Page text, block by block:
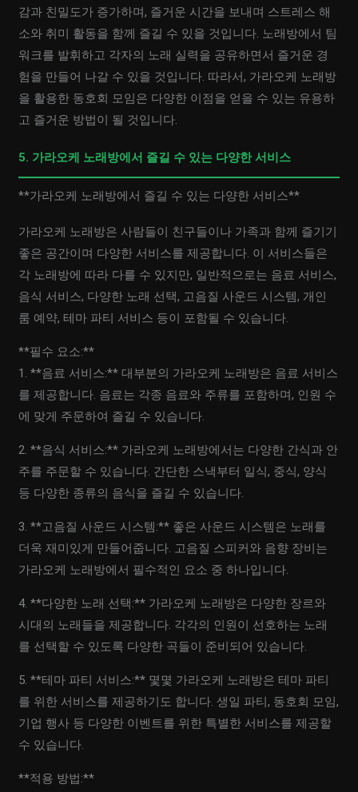
감과 친밀도가 증가하며, 즐거운 시간을 보내며 스트레스 해
소와 취미 활동을 함께 즐길 수 있을 것입니다. 노래방에서 팀
워크를 발휘하고 각자의 노래 실력을 공유하면서 즐거운 경
험을 만들어 나갈 수 있을 것입니다. 따라서, 가라오케 노래방
을 활용한 동호회 모임은 다양한 이점을 얻을 수 있는 유용하
고 즐거운 방법이 될 것입니다.
5. 가라오케 노래방에서 즐길 수 있는 다양한 서비스
**가라오케 노래방에서 즐길 수 있는 다양한 서비스**
가라오케 노래방은 사람들이 친구들이나 가족과 함께 즐기기
좋은 공간이며 다양한 서비스를 제공합니다. 이 서비스들은
각 노래방에 따라 다를 수 있지만, 일반적으로는 음료 서비스,
음식 서비스, 다양한 노래 선택, 고음질 사운드 시스템, 개인
룸 예약, 테마 파티 서비스 등이 포함될 수 있습니다.
**필수 요소:**
1. **음료 서비스:** 대부분의 가라오케 노래방은 음료 서비스
를 제공합니다. 음료는 각종 음료와 주류를 포함하며, 인원 수
에 맞게 주문하여 즐길 수 있습니다.
2. **음식 서비스:** 가라오케 노래방에서는 다양한 간식과 안
주를 주문할 수 있습니다. 간단한 스낵부터 일식, 중식, 양식
등 다양한 종류의 음식을 즐길 수 있습니다.
3. **고음질 사운드 시스템:** 좋은 사운드 시스템은 노래를
더욱 재미있게 만들어줍니다. 고음질 스피커와 음향 장비는
가라오케 노래방에서 필수적인 요소 중 하나입니다.
4. **다양한 노래 선택:** 가라오케 노래방은 다양한 장르와
시대의 노래들을 제공합니다. 각각의 인원이 선호하는 노래
를 선택할 수 있도록 다양한 곡들이 준비되어 있습니다.
5. **테마 파티 서비스:** 몇몇 가라오케 노래방은 테마 파티
를 위한 서비스를 제공하기도 합니다. 생일 파티, 동호회 모임,
기업 행사 등 다양한 이벤트를 위한 특별한 서비스를 제공할
수 있습니다.
**적용 방법:**